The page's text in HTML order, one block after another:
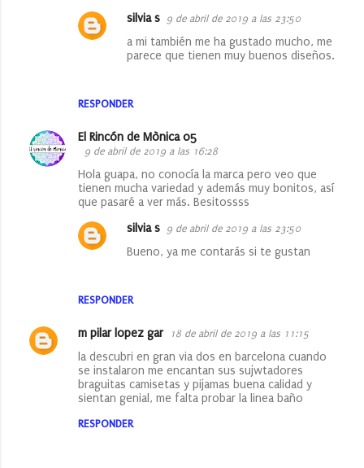
RESPONDER
silvia s 9 de abril de 2019 a las 23:50
a mi también me ha gustado mucho, me
parece que tienen muy buenos diseños.
El Rincón de Mònica 05
9 de abril de 2019 a las 16:28
Hola guapa, no conocía la marca pero veo que
tienen mucha variedad y además muy bonitos, así
que pasaré a ver más. Besitossss
RESPONDER
silvia s 9 de abril de 2019 a las 23:50
Bueno, ya me contarás si te gustan
m pilar lopez gar 18 de abril de 2019 a las 11:15
la descubri en gran via dos en barcelona cuando
se instalaron me encantan sus sujwtadores
braguitas camisetas y pijamas buena calidad y
sientan genial, me falta probar la linea baño
RESPONDER